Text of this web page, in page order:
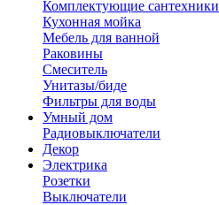
Комплектующие сантехники
Кухонная мойка
Мебель для ванной
Раковины
Смеситель
Унитазы/биде
Фильтры для воды
Умный дом
Радиовыключатели
Декор
Электрика
Розетки
Выключатели